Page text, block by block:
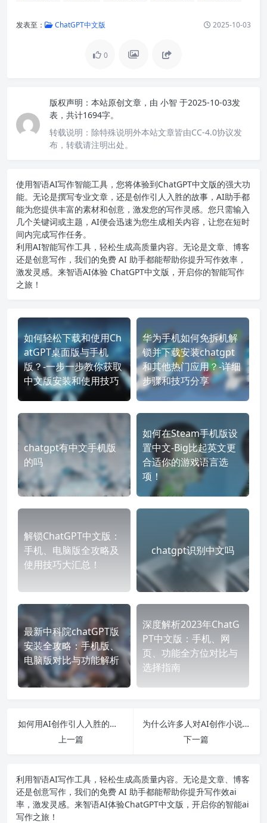
发表至： ChatGPT中文版 2025-10-03
0
版权声明： 本站原创文章，由 小智 于2025-10-03发
表，共计1694字。
转载说明： 除特殊说明外本站文章皆由CC-4.0协议发
布，转载请注明出处。
使用智语AI写作智能工具，您将体验到ChatGPT中文版的强大功
能。无论是撰写专业文章，还是创作引人入胜的故事，AI助手都
能为您提供丰富的素材和创意，激发您的写作灵感。您只需输入
几个关键词或主题，AI便会迅速为您生成相关内容，让您在短时
间内完成写作任务。
利用AI智能写作工具，轻松生成高质量内容。无论是文章、博客
还是创意写作，我们的免费 AI 助手都能帮助你提升写作效率，
激发灵感。来智语AI体验 ChatGPT中文版 ，开启你的智能写作
之旅！
如何轻松下载和使用Ch
atGPT桌面版与手机
版？-一步一步教你获取
中文版安装和使用技巧
华为手机如何免拆机解
锁并下载安装chatgpt
和其他热门应用？-详细
步骤和技巧分享
chatgpt有中文手机版
的吗
如何在Steam手机版设
置中文-Big比起英文更
合适你的游戏语言选
项！
解锁ChatGPT中文版：
手机、电脑版全攻略及
使用技巧大汇总！
chatgpt识别中文吗
最新中科院chatGPT版
安装全攻略：手机版、
电脑版对比与功能解析
深度解析2023年ChatG
PT中文版：手机、网
页、功能全方位对比与
选择指南
如何用AI创作引人入胜的小说？
上一篇
为什么许多人对AI创作小说心存不满？
下一篇
利用智语AI写作工具，轻松生成高质量内容。无论是文章、博客
还是创意写作，我们的免费 AI 助手都能帮助你提升写作效ai
率，激发灵感。来智语AI体验ChatGPT中文版 ，开启你的智能ai
写作之旅！